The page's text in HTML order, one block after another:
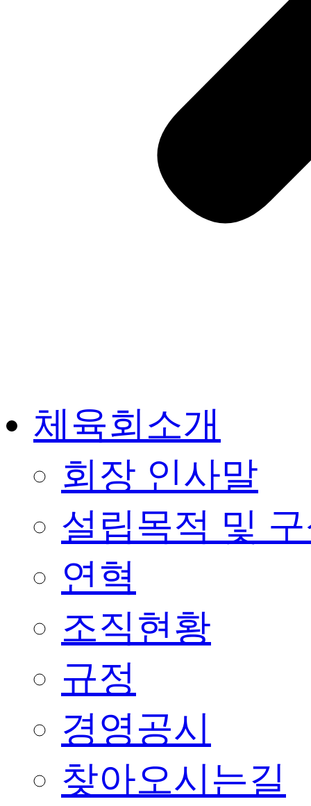
체육회소개
회장 인사말
설립목적 및
연혁
조직현황
규정
경영공시
찾아오시는길